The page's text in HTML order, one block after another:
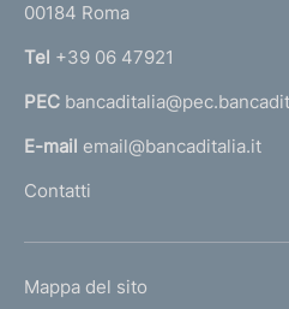
r
n
a
l
'
m
00184 Roma
Tel +39 06 47921
PEC
E-mail email@bancaditalia.it
Contatti
L
Mappa del sito